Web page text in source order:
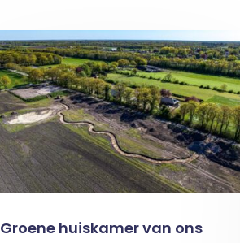
Groene huiskamer van ons